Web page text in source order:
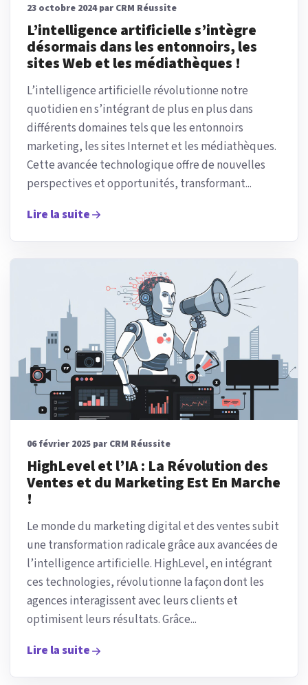
23 octobre 2024 par CRM Réussite
L’intelligence artificielle s’intègre
désormais dans les entonnoirs, les
sites Web et les médiathèques !
L’intelligence artificielle révolutionne notre
quotidien en s’intégrant de plus en plus dans
différents domaines tels que les entonnoirs
marketing, les sites Internet et les médiathèques.
Cette avancée technologique offre de nouvelles
perspectives et opportunités, transformant...
Lire la suite
06 février 2025 par CRM Réussite
HighLevel et l’IA : La Révolution des
Ventes et du Marketing Est En Marche
!
Le monde du marketing digital et des ventes subit
une transformation radicale grâce aux avancées de
l’intelligence artificielle. HighLevel, en intégrant
ces technologies, révolutionne la façon dont les
agences interagissent avec leurs clients et
optimisent leurs résultats. Grâce...
Lire la suite